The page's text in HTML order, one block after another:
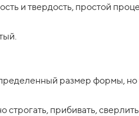
и твердость, простой
размер формы,
прибивать,